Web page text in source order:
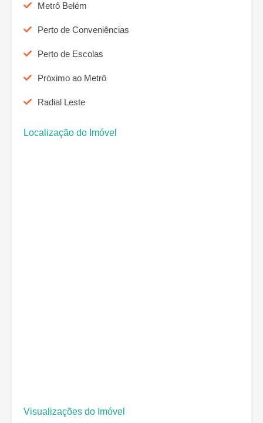
Metrô Belém
Perto de Conveniências
Perto de Escolas
Próximo ao Metrô
Radial Leste
Localização do Imóvel
Visualizações do Imóvel